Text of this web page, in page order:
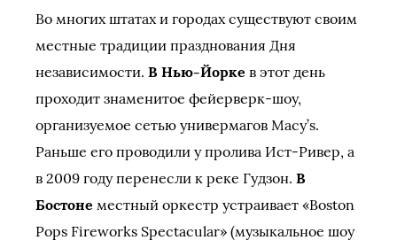
Во многих штатах и городах существуют своим
местные традиции празднования Дня
независимости. В Нью-Йорке в этот день
проходит знаменитое фейерверк-шоу,
организуемое сетью универмагов Macy’s.
Раньше его проводили у пролива Ист-Ривер, а
в 2009 году перенесли к реке Гудзон. В
Бостоне местный оркестр устраивает «Boston
Pops Fireworks Spectacular» (музыкальное шоу